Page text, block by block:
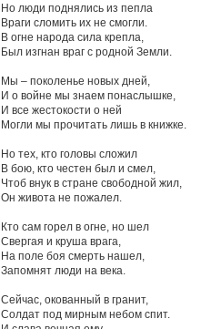
Но люди поднялись из пепла
Враги сломить их не смогли.
В огне народа сила крепла,
Был изгнан враг с родной Земли.
Мы – поколенье новых дней,
И о войне мы знаем понаслышке,
И все жестокости о ней
Могли мы прочитать лишь в книжке.
Но тех, кто головы сложил
В бою, кто честен был и смел,
Чтоб внук в стране свободной жил,
Он живота не пожалел.
Кто сам горел в огне, но шел
Свергая и круша врага,
На поле боя смерть нашел,
Запомнят люди на века.
Сейчас, окованный в гранит,
Солдат под мирным небом спит.